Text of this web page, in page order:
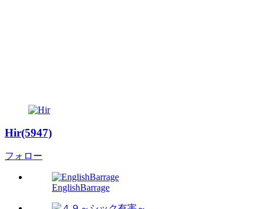
Hir(5947)
フォロー
EnglishBarrage